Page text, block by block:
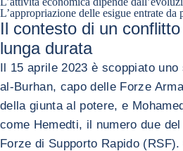
L’appropriazione delle esigue entrate
Il contesto di un
lunga durata
Il 15 aprile 2023 è scoppiato
al-Burhan, capo delle Forze
della giunta al potere, e
come Hemedti, il numero due
Forze di Supporto Rapido